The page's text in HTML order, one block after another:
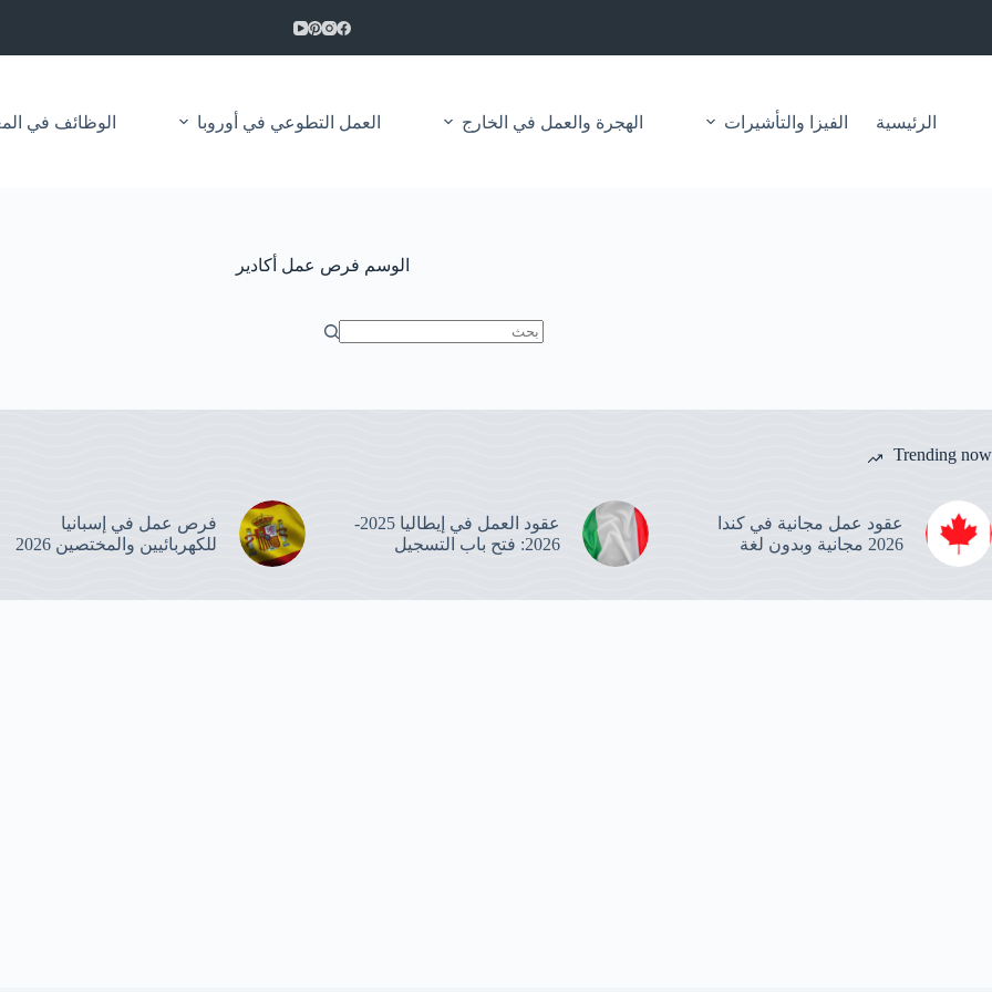
المحتوى
الرئيسية الفيزا والتأشيرات الهجرة والعمل في الخارج العمل التطوعي في أوروبا الوظائف في المغرب 2026 | مباريات التوظيف
الوسم فرص عمل أكادير
Trending now
عقود عمل مجانية في كندا
2026 مجانية وبدون لغة
عقود العمل في إيطاليا 2025-
2026: فتح باب التسجيل
فرص عمل في إسبانيا
للكهربائيين والمختصين 2026